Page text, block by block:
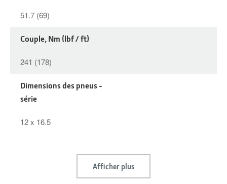
51.7 (69)
Couple, Nm (lbf / ft)
241 (178)
Dimensions des pneus -
série
12‌‌‌‌‌ ‌‌‌‌‬‌‍‬‬‌ ‌‌‌‍ ‌‌‌‌ x 16.5
Afficher plus